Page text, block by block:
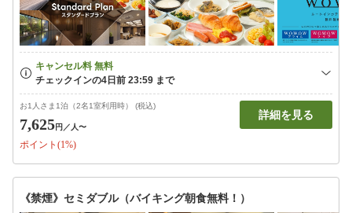
お1人さま1泊（2名1室利用時） (税込)
7,625円 ／人〜
ポイント(1%)
詳細を見る
《禁煙》セミダブル（バイキング朝食無料！）